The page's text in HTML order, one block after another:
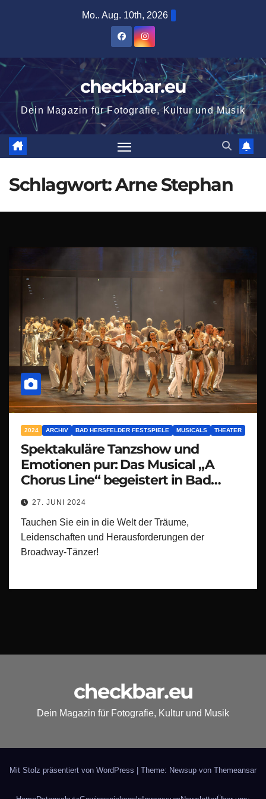
Mo.. Aug. 10th, 2026
checkbar.eu
Dein Magazin für Fotografie, Kultur und Musik
Schlagwort:Arne Stephan
2024 ARCHIV BAD HERSFELDER FESTSPIELE MUSICALS THEATER
Spektakuläre Tanzshow und
Emotionen pur: Das Musical „A
Chorus Line“ begeistert in Bad
Hersfeld!
27. JUNI 2024
Tauchen Sie ein in die Welt der Träume,
Leidenschaften und Herausforderungen der
Broadway-Tänzer!
checkbar.eu
Dein Magazin für Fotografie, Kultur und Musik
Mit Stolz präsentiert von WordPress Theme: Newsup von Themeansar